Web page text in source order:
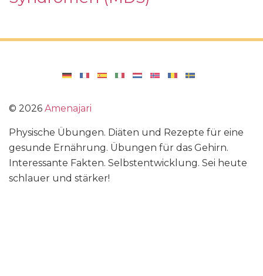
© 2026 Amenajari
Physische Übungen. Diäten und Rezepte für eine
gesunde Ernährung. Übungen für das Gehirn.
Interessante Fakten. Selbstentwicklung. Sei heute
schlauer und stärker!